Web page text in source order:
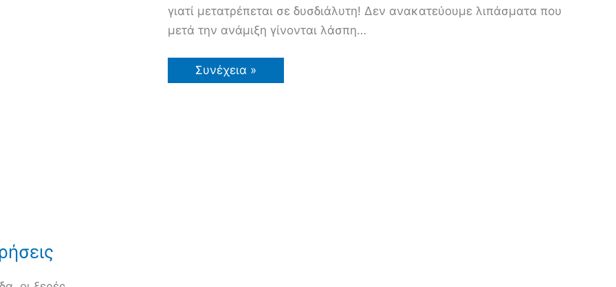
γιατί μετατρέπεται σε δυσδιάλυτη! Δεν ανακατεύουμε λιπάσματα που
μετά την ανάμιξη γίνονται λάσπη…
Βιομηχανικά
και
Συνέχεια »